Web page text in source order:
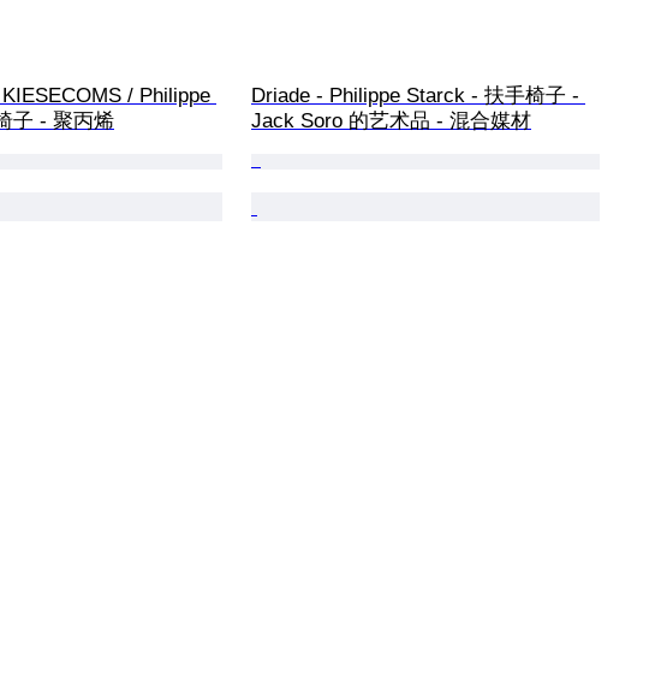
/ Philippe
子 - 聚丙烯
Driade - Philippe Starck - 扶手椅子 -
Jack Soro 的艺术品 - 混合媒材